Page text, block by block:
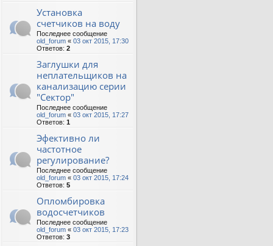
Установка
счетчиков на воду
Последнее сообщение
old_forum « 03 окт 2015, 17:30
Ответов: 2
Заглушки для
неплательщиков на
канализацию серии
"Сектор"
Последнее сообщение
old_forum « 03 окт 2015, 17:27
Ответов: 1
Эфективно ли
частотное
регулирование?
Последнее сообщение
old_forum « 03 окт 2015, 17:24
Ответов: 5
Опломбировка
водосчетчиков
Последнее сообщение
old_forum « 03 окт 2015, 17:23
Ответов: 3